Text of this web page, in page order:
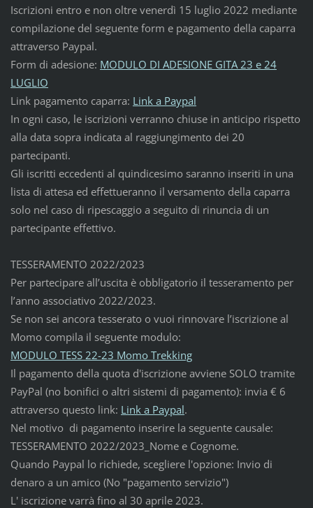
Iscrizioni entro e non oltre venerdì 15 luglio 2022 mediante
compilazione del seguente form e pagamento della caparra
attraverso Paypal.
Form di adesione: MODULO DI ADESIONE GITA 23 e 24
LUGLIO
Link pagamento caparra: Link a Paypal
In ogni caso, le iscrizioni verranno chiuse in anticipo rispetto
alla data sopra indicata al raggiungimento dei 20
partecipanti.
Gli iscritti eccedenti al quindicesimo saranno inseriti in una
lista di attesa ed effettueranno il versamento della caparra
solo nel caso di ripescaggio a seguito di rinuncia di un
partecipante effettivo.
TESSERAMENTO 2022/2023
Per partecipare all’uscita è obbligatorio il tesseramento per
l’anno associativo 2022/2023.
Se non sei ancora tesserato o vuoi rinnovare l’iscrizione al
Momo compila il seguente modulo:
MODULO TESS 22-23 Momo Trekking
Il pagamento della quota d'iscrizione avviene SOLO tramite
PayPal (no bonifici o altri sistemi di pagamento): invia € 6
attraverso questo link: Link a Paypal.
Nel motivo di pagamento inserire la seguente causale:
TESSERAMENTO 2022/2023_Nome e Cognome.
Quando Paypal lo richiede, scegliere l'opzione: Invio di
denaro a un amico (No "pagamento servizio")
L' iscrizione varrà fino al 30 aprile 2023.